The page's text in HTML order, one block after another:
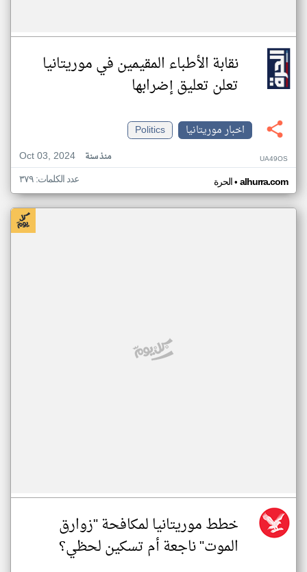
نقابة الأطباء المقيمين في موريتانيا
تعلن تعليق إضرابها
اخبار موريتانيا
Politics
Oct 03, 2024
منذ سنة UA49OS
الحرة• alhurra.com عدد الكلمات: ٣٧٩
خطط موريتانيا لمكافحة "زوارق
الموت" ناجعة أم تسكين لحظي؟